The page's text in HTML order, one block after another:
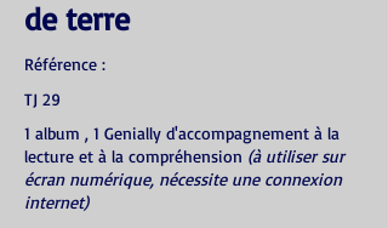
de terre
Référence :
TJ 29
1 album , 1 Genially d'accompagnement à la
lecture et à la compréhension (à utiliser sur
écran numérique, nécessite une connexion
internet)